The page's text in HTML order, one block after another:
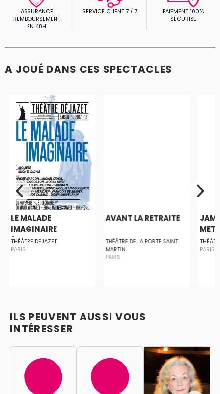
ASSURANCE
REMBOURSEMENT
EN 48H
SERVICE CLIENT 7 / 7
PAIEMENT 100%
SÉCURISÉ
A JOUÉ DANS CES SPECTACLES
LE MALADE
IMAGINAIRE
(THEATRE...
THÉÂTRE DEJAZET
PARIS
AVANT LA RETRAITE
THÉÂTRE DE LA PORTE SAINT
MARTIN
PARIS
PARIS
ILS PEUVENT AUSSI VOUS
INTÉRESSER